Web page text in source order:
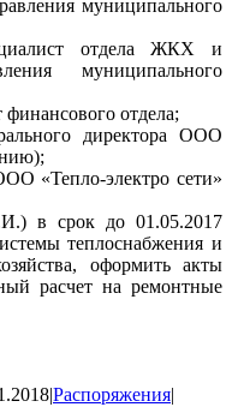
муниципального
отдела ЖКХ и
муниципального
отдела;
директора ООО
«Тепло-электро сети»
в срок до 01.05.2017
теплоснабжения и
оформить акты
расчет на ремонтные
района:
|Распоряжения|